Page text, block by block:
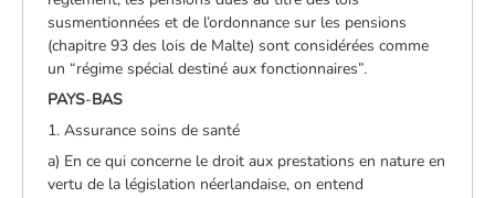
susmentionnées et de l’ordonnance sur les pensions
(chapitre 93 des lois de Malte) sont considérées comme
un “régime spécial destiné aux fonctionnaires”.
PAYS-BAS
1. Assurance soins de santé
a) En ce qui concerne le droit aux prestations en nature en
vertu de la législation néerlandaise, on entend